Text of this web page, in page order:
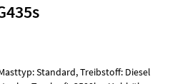
Standard, Treibstoff: Diesel